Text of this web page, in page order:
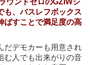
ウンドゼロのGZIWシ
も、バスレフボックス
ばすことで満足度の高
だデモカーも用意され
む人でも出来がりの音